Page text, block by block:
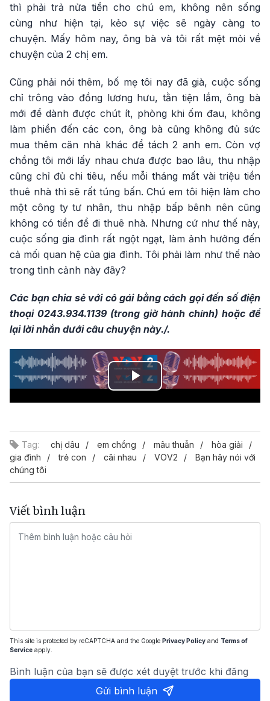
thì phải trả nửa tiền cho chú em, không nên sống
cùng như hiện tại, kẻo sự việc sẽ ngày càng to
chuyện. Mấy hôm nay, ông bà và tôi rất mệt mỏi về
chuyện của 2 chị em.
Cũng phải nói thêm, bố mẹ tôi nay đã già, cuộc sống
chỉ trông vào đồng lương hưu, tằn tiện lắm, ông bà
mới để dành được chút ít, phòng khi ốm đau, không
làm phiền đến các con, ông bà cũng không đủ sức
mua thêm căn nhà khác để tách 2 anh em. Còn vợ
chồng tôi mới lấy nhau chưa được bao lâu, thu nhập
cũng chỉ đủ chi tiêu, nếu mỗi tháng mất vài triệu tiền
thuê nhà thì sẽ rất túng bấn. Chú em tôi hiện làm cho
một công ty tư nhân, thu nhập bấp bênh nên cũng
không có tiền để đi thuê nhà. Nhưng cứ như thế này,
cuộc sống gia đình rất ngột ngạt, làm ảnh hưởng đến
cả mối quan hệ của gia đình. Tôi phải làm như thế nào
trong tình cảnh này đây?
Các bạn chia sẻ với cô gái bằng cách gọi đến số điện
thoại 0243.934.1139 (trong giờ hành chính) hoặc để
lại lời nhắn dưới câu chuyện này./.
Play
Tag: chị dâu em chồng mâu thuẫn
hòa giải
gia đình
trẻ con cãi nhau VOV2
Bạn hãy nói với
chúng tôi
Viết bình luận
This site is protected by reCAPTCHA and the Google Privacy Policy and Terms of
Service apply.
Bình luận của bạn sẽ được xét duyệt trước khi đăng
Gửi bình luận